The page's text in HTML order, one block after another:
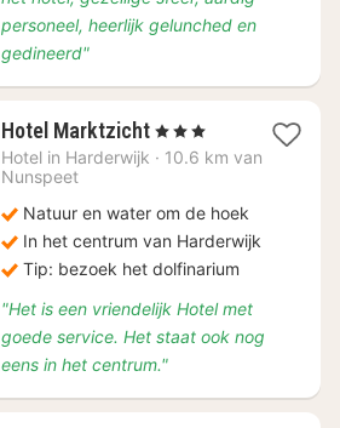
personeel, heerlijk gelunched en
gedineerd"
Hotel Marktzicht1
nacht
99
, 3 Sterren
Hotel in Harderwijk · 10.6 km van
Nunspeet
Natuur en water om de hoek
In het centrum van Harderwijk
Tip: bezoek het dolfinarium
"Het is een vriendelijk Hotel met
goede service. Het staat ook nog
eens in het centrum."